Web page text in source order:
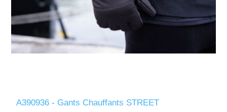
A390936 - Gants Chauffants STREET